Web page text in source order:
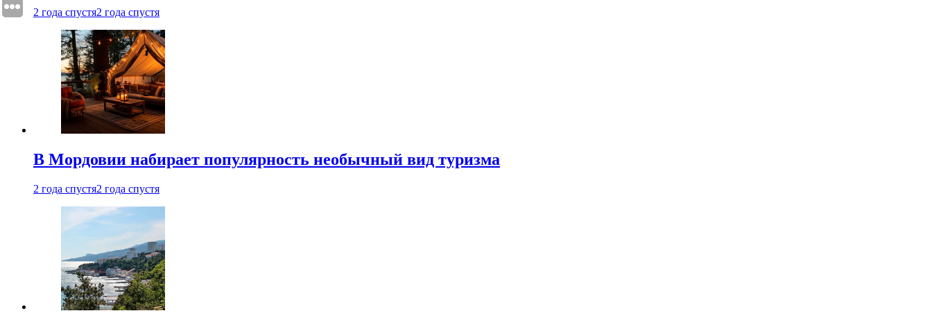
2 года спустя2 года спустя
В Мордовии набирает популярность необычный вид туризма
2 года спустя2 года спустя